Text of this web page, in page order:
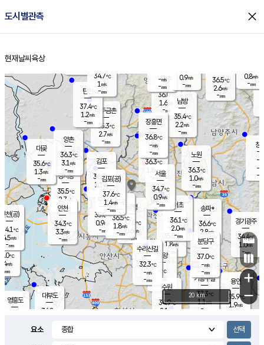
도시별관측 close
홈
현재날씨 육상
의도
℃
m/s
mm
영흥도
양주
36.0℃
1.6
-mm
과천
35.5℃
1.8m/s
- mm
용인
35.9℃
1.9m/s
경기광주
34.4℃
1.0m/s
-mm
대부도
34.8
경서동
35.5℃
2.7 m/s
-mm
파주금촌
35.3℃
2.7m/s
-mm
36.5℃
2.6m/s
-mm
대곶
35.6℃
1.3m/s
-mm
창
-
-m/
-
탄현
37.4℃
1.2m/s
-mm
0.8m/s
-mm
의왕
- ℃
m/s
mm
김포
36.7℃
1.1 m/s
mm
광명
37.0
℃
0.6 m/s
-mm
부천
35.0℃
0.9m/s
-mm
양촌
36.3℃
3.1 m/s
-mm
구로
36.5℃
1.8m/s
-mm
은평
36.3℃
1.8 m/s
- mm
노원
36.3℃
1.0m/s
-mm
송파*
36.6℃
2.8m/s
-mm
서초
36.1℃
2.0m/s
-mm
남방
35.4℃
2.2m/s
-mm
기흥구갈
37.3℃
1.1m/s
-
수리산길
32.3℃
-m/s
-mm
분당구
37.0℃
-m/s
-mm
장흥면
36.8℃
-m/s
-mm
-m/s
-mm
인천(공)
34.1℃
4.5m/s
-mm
김포(공)
37.6℃
1.4m/s
-mm
수원
34.9℃
2.1 m/s
인천
34.3℃
3.3m/s
-mm
서울
34.7℃
0.9m/s
-mm
34.7℃
1 m/s
-mm
0.9m/s
-mm
+
−
20 km
요소